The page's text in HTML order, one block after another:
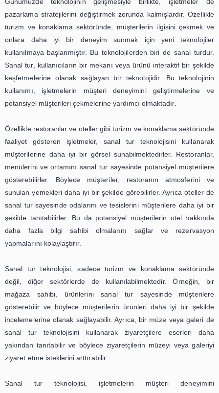
düşünülmektedir.
Sanal Tur: İşletmeler İçin Yeni Bir
Reklam Aracı
Günümüzde teknolojinin hızla gelişmesi, işletmelerin de
yöntemlerinin yanı sıra, dijital pazarlama araçları da
fazla önem kazanmaktadır. Bu bağlamda,
müşterilerine daha etkili bir şekilde ulaşabilmek
teknolojileri kullanmaları gerekmektedir. Bu
interaktif sanal turdur.
Sanal tur, kullanıcıların bir yerin içini veya dışını
görüntüleyebilmelerini sağlayan bir teknolojidir. Bu
sayesinde kullanıcılar, gerçek bir deneyim
mekanı sanal olarak gezebilirler. Bu da
hakkında daha fazla bilgi sahibi olmalarını ve karar
kolaylaştırır. Bu nedenle, işletmeler için yeni bir reklam
görülmektedir.
Sanal tur, özellikle turizm ve konaklama sektöründe
başlanmıştır. Bir otelin, restoranın veya turistik bir
olabilir ve daha iyi bir karar verme süreci